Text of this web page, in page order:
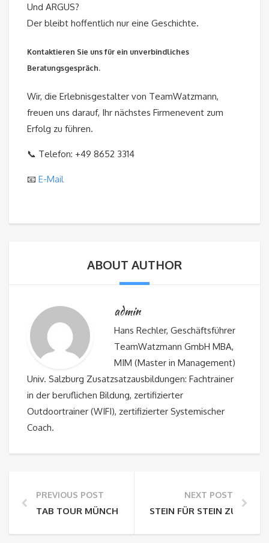
Und ARGUS?
Der bleibt hoffentlich nur eine Geschichte.
Kontaktieren Sie uns für ein unverbindliches
Beratungsgespräch.
Wir, die Erlebnisgestalter von TeamWatzmann,
freuen uns darauf, Ihr nächstes Firmenevent zum
Erfolg zu führen.
📞 Telefon: +49 8652 3314
📧 E-Mail
ABOUT AUTHOR
admin
Hans Rechler, Geschäftsführer
TeamWatzmann GmbH MBA,
MIM (Master in Management)
Univ. Salzburg Zusatzsatzausbildungen: Fachtrainer
in der beruflichen Bildung, zertifizierter
Outdoortrainer (WIFI), zertifizierter Systemischer
Coach.
PREVIOUS POST
TAB TOUR MÜNCHEN: DAS DIGITALE TEAMEVENT
NEXT POST
STEIN FÜR STEIN ZUM